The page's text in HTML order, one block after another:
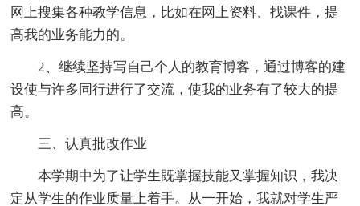
网上搜集各种教学信息，比如在网上资料、找课件，提
高我的业务能力的。
2、继续坚持写自己个人的教育博客，通过博客的建
设使与许多同行进行了交流，使我的业务有了较大的提
高。
三、认真批改作业
本学期中为了让学生既掌握技能又掌握知识，我决
定从学生的作业质量上着手。从一开始，我就对学生严